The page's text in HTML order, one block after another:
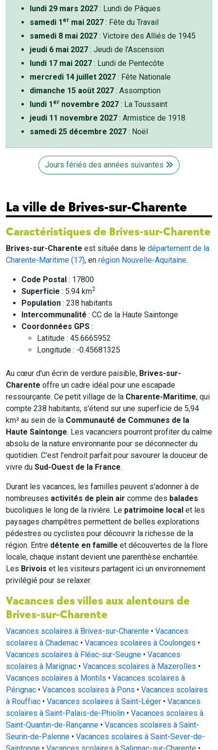
lundi 29 mars 2027 : Lundi de Pâques
samedi 1 er mai 2027 : Fête du Travail
samedi 8 mai 2027 : Victoire des Alliés de 1945
jeudi 6 mai 2027 : Jeudi de l'Ascension
lundi 17 mai 2027 : Lundi de Pentecôte
mercredi 14 juillet 2027 : Fête Nationale
dimanche 15 août 2027 : Assomption
lundi 1 er novembre 2027 : La Toussaint
jeudi 11 novembre 2027 : Armistice de 1918
samedi 25 décembre 2027 : Noël
Jours fériés des années suivantes
La ville de Brives-sur-Charente
Caractéristiques de Brives-sur-Charente
Brives-sur-Charente est située dans le département de la
Charente-Maritime (17), en région Nouvelle-Aquitaine.
Code Postal : 17800
Superficie : 5.94 km2
Population : 238 habitants
Intercommunalité : CC de la Haute Saintonge
Coordonnées GPS :
Latitude : 45.6665952
Longitude : -0.45681325
Au cœur d'un écrin de verdure paisible, Brives-sur-
Charente offre un cadre idéal pour une escapade
ressourçante. Ce petit village de la Charente-Maritime, qui
compte 238 habitants, s'étend sur une superficie de 5,94
km² au sein de la Communauté de Communes de la
Haute Saintonge. Les vacanciers pourront profiter du calme
absolu de la nature environnante pour se déconnecter du
quotidien. C'est l'endroit parfait pour savourer la douceur de
vivre du Sud-Ouest de la France.
Durant les vacances, les familles peuvent s'adonner à de
nombreuses activités de plein air comme des balades
bucoliques le long de la rivière. Le patrimoine local et les
paysages champêtres permettent de belles explorations
pédestres ou cyclistes pour découvrir la richesse de la
région. Entre détente en famille et découvertes de la flore
locale, chaque instant devient une parenthèse enchantée.
Les Brivois et les visiteurs partagent ici un environnement
privilégié pour se relaxer.
Vacances des villes aux alentours de
Brives-sur-Charente
Vacances scolaires à Brives-sur-Charente • Vacances
scolaires à Chadenac • Vacances scolaires à Coulonges •
Vacances scolaires à Fléac-sur-Seugne • Vacances
scolaires à Marignac • Vacances scolaires à Mazerolles •
Vacances scolaires à Montils • Vacances scolaires à
Pérignac • Vacances scolaires à Pons • Vacances scolaires
à Rouffiac • Vacances scolaires à Saint-Léger • Vacances
scolaires à Saint-Palais-de-Phiolin • Vacances scolaires à
Saint-Quantin-de-Rançanne • Vacances scolaires à Saint-
Seurin-de-Palenne • Vacances scolaires à Saint-Sever-de-